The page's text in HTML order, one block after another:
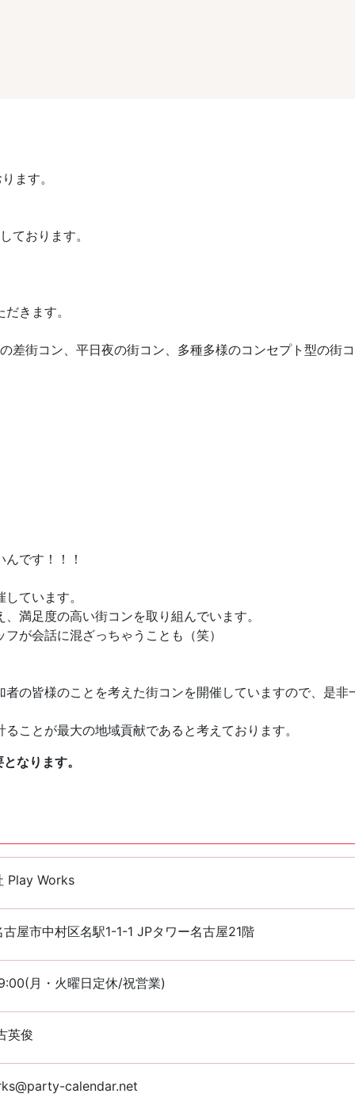
ます。
ております。
きます。
差街コン、平日夜の街コン、多種多様のコンセプト型の街
です！！！
ています。
満足度の高い街コンを取り組んでいます。
が会話に混ざっちゃうことも（笑）
の皆様のことを考えた街コンを開催していますので、是非
ことが最大の地域貢献であると考えております。
なります。
Play Works
屋市中村区名駅1-1-1 JPタワー名古屋21階
月・火曜日定休/祝営業)
英俊
calendar.net